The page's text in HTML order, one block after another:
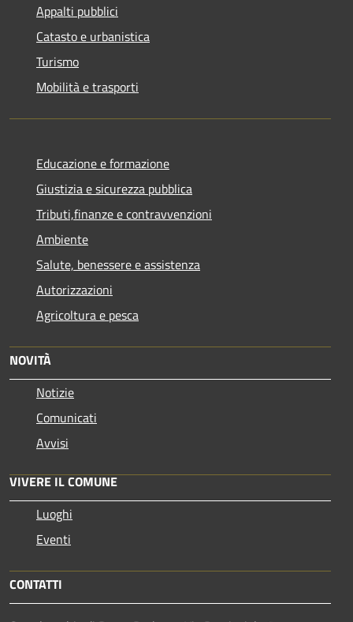
Appalti pubblici
Catasto e urbanistica
Turismo
Mobilità e trasporti
Educazione e formazione
Giustizia e sicurezza pubblica
Tributi,finanze e contravvenzioni
Ambiente
Salute, benessere e assistenza
Autorizzazioni
Agricoltura e pesca
NOVITÀ
Notizie
Comunicati
Avvisi
VIVERE IL COMUNE
Luoghi
Eventi
CONTATTI